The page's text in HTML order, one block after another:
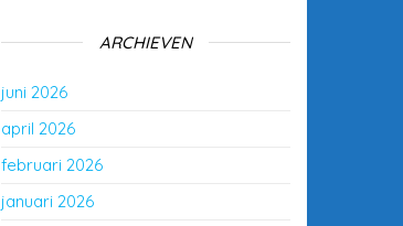
ARCHIEVEN
juni 2026
april 2026
februari 2026
januari 2026